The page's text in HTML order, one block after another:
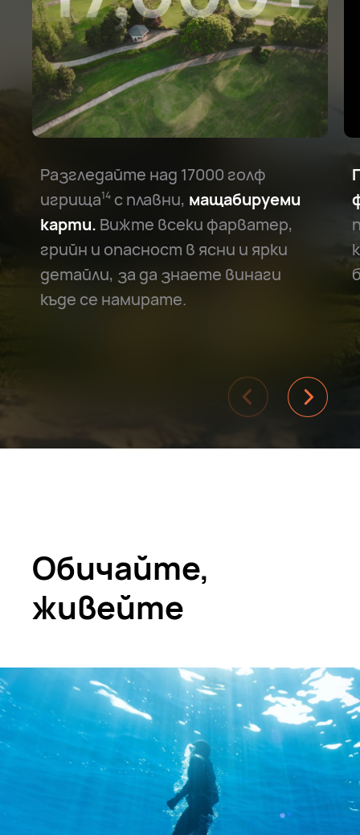
Разгледайте над 17000 голф
игрища⁠14с плавни, мащабируеми
карти. Вижте всеки фарватер,
грийн и опасност в ясни и ярки
детайли, за да знаете винаги
къде се намирате.
Обичайте,
живейте